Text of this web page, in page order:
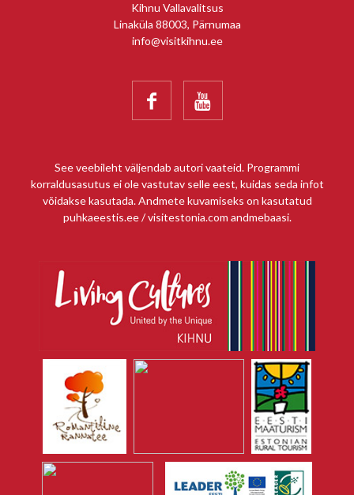
Kihnu Vallavalitsus
Linaküla 88003, Pärnumaa
info@visitkihnu.ee
 
See veebileht väljendab autori vaateid. Programmi
korraldusasutus ei ole vastutav selle eest, kuidas seda infot
võidakse kasutada. Andmete kuvamiseks on kasutatud
puhkaeestis.ee / visitestonia.com andmebaasi.